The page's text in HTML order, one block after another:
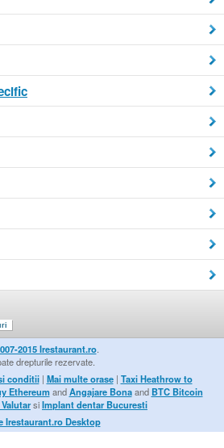
2015 Irestaurant.ro.
drepturile rezervate.
conditii| Mai multe orase| Taxi Heathrow to
EthereumandAngajare Bonaand BTC Bitcoin
siImplant dentar Bucuresti
Irestaurant.ro Desktop